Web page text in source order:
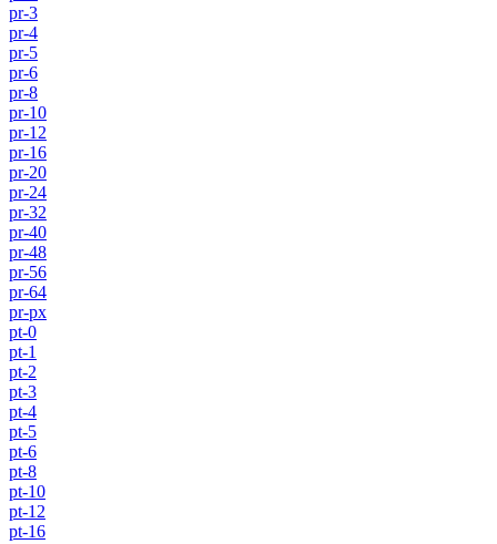
pr-3
pr-4
pr-5
pr-6
pr-8
pr-10
pr-12
pr-16
pr-20
pr-24
pr-32
pr-40
pr-48
pr-56
pr-64
pr-px
pt-0
pt-1
pt-2
pt-3
pt-4
pt-5
pt-6
pt-8
pt-10
pt-12
pt-16